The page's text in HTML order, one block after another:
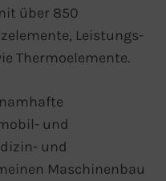
über 850
Leistungs-
Thermoelemente.
und
und
Maschinenbau